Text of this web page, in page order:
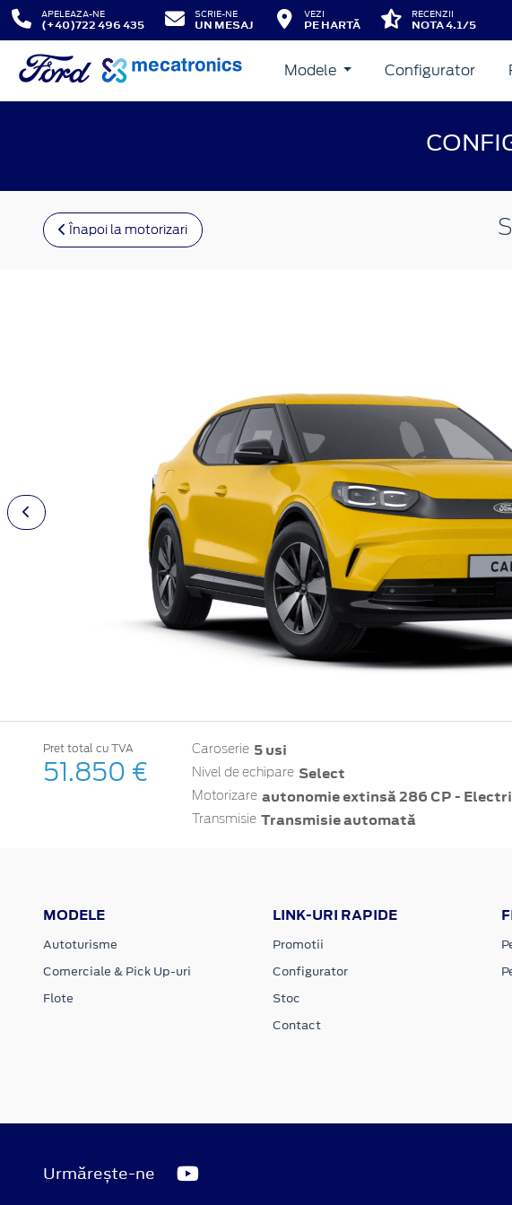
APELEAZA-NE
(+40)722 496 435
SCRIE-NE
UN MESAJ
VEZI
PE HARTĂ
RECENZII
NOTA 4.1/5
Modele Configurator
Înapoi la motorizari
Pret total cu TVA
51.850 €
Caroserie 5 usi
Nivel de echipare Select
Motorizare autonomie extinsă 286 CP -
Transmisie Transmisie automată
MODELE
Autoturisme
Comerciale & Pick Up-uri
Flote
LINK-URI RAPIDE
Promotii
Configurator
Stoc
Contact
Urmărește-ne